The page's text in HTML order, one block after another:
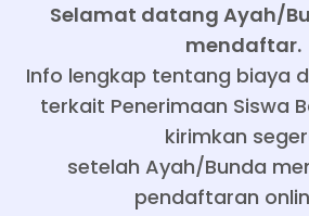
Selamat datang Ayah/
mendaftar.
Info lengkap tentang biaya
terkait Penerimaan Siswa
kirimkan
setelah Ayah/Bunda
pendaftaran